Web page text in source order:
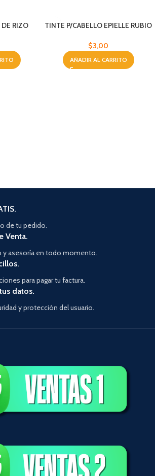
RIZO
TINTE P/CABELLO EPIELLE RUBIO
$3,00
AÑADIR AL CARRITO
de tu pedido.
Venta.
y asesoría en todo momento.
para pagar tu factura.
datos.
y protección del usuario.